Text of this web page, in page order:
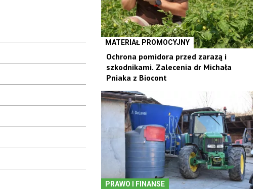
MATERIAŁ PROMOCYJNY
Ochrona pomidora przed zarazą i
szkodnikami. Zalecenia dr Michała
Pniaka z Biocont
PRAWO I FINANSE